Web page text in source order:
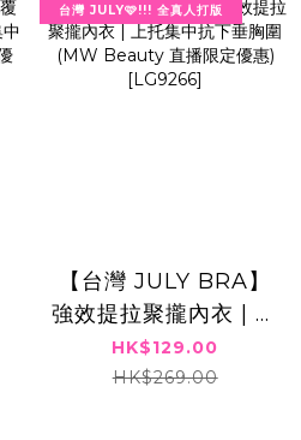
台灣 JULY🩷!!! 全真人打版
【台灣 JULY BRA】
強效提拉聚攏內衣 | 上
托集中抗下垂胸圍
(MW Beauty 直播限
HK$129.00
HK$269.00